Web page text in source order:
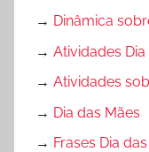
→ Dinâmica
→ Atividades
→ Atividades
→ Dia das Mães
→ Frases Dia